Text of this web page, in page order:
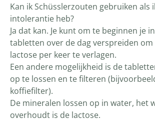
Kan ik Schüsslerzouten gebruiken als
intolerantie heb?
Ja dat kan. Je kunt om te beginnen je
tabletten over de dag verspreiden om
lactose per keer te verlagen.
Een andere mogelijkheid is de
op te lossen en te filteren
koffiefilter).
De mineralen lossen op in water, het
overhoudt is de lactose.